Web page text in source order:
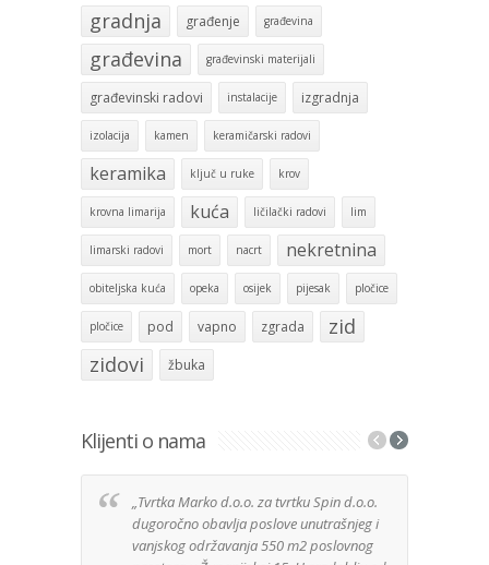
gradnja građenje građevina
građevina građevinski materijali
građevinski radovi instalacije izgradnja
izolacija kamen keramičarski radovi
keramika ključ u ruke krov
krovna limarija kuća ličilački radovi lim
limarski radovi mort nacrt nekretnina
obiteljska kuća opeka osijek pijesak pločice
pločice pod vapno zgrada
zid
zidovi
žbuka
Klijenti o nama
„Tvrtka Marko d.o.o. za tvrtku Spin d.o.o.
dugoročno obavlja poslove unutrašnjeg i
vanjskog održavanja 550 m2 poslovnog